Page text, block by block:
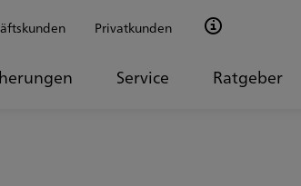
Privatkunden
Service Ratgeber